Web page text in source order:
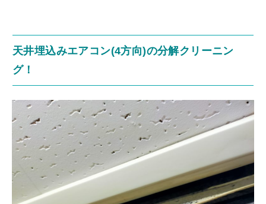
天井埋込みエアコン(4方向)の分解クリーニン
グ！